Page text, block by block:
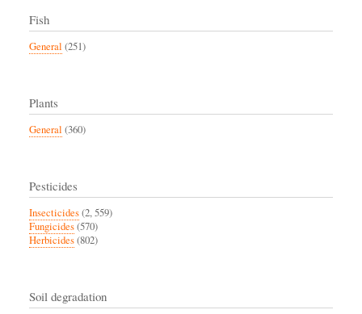
Fish
General (251)
Plants
General (360)
Pesticides
Insecticides(2, 559)
Fungicides(570)
Herbicides(802)
Soil degradation